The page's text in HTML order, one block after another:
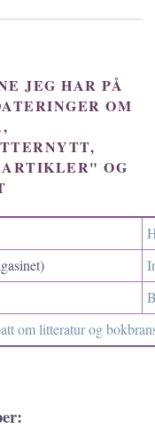
JEG HAR PÅ
OM
OG
om litteratur og